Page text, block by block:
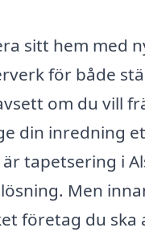
sitt hem med
för både
om du vill
din inredning
tapetsering i
Men
företag du ska